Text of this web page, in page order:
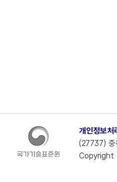
개인정보처
(27737)
Copyright